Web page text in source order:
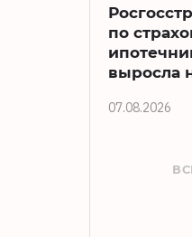
по
выросла
07.08.2026